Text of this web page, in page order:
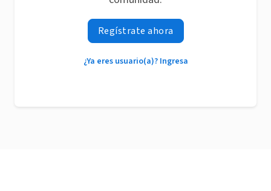
Regístrate ahora
¿Ya eres usuario(a)? Ingresa